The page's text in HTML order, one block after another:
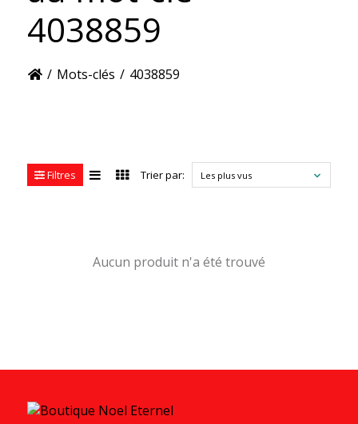
4038859
/ Mots-clés / 4038859
Filtres Trier par: Les plus vus
Aucun produit n'a été trouvé